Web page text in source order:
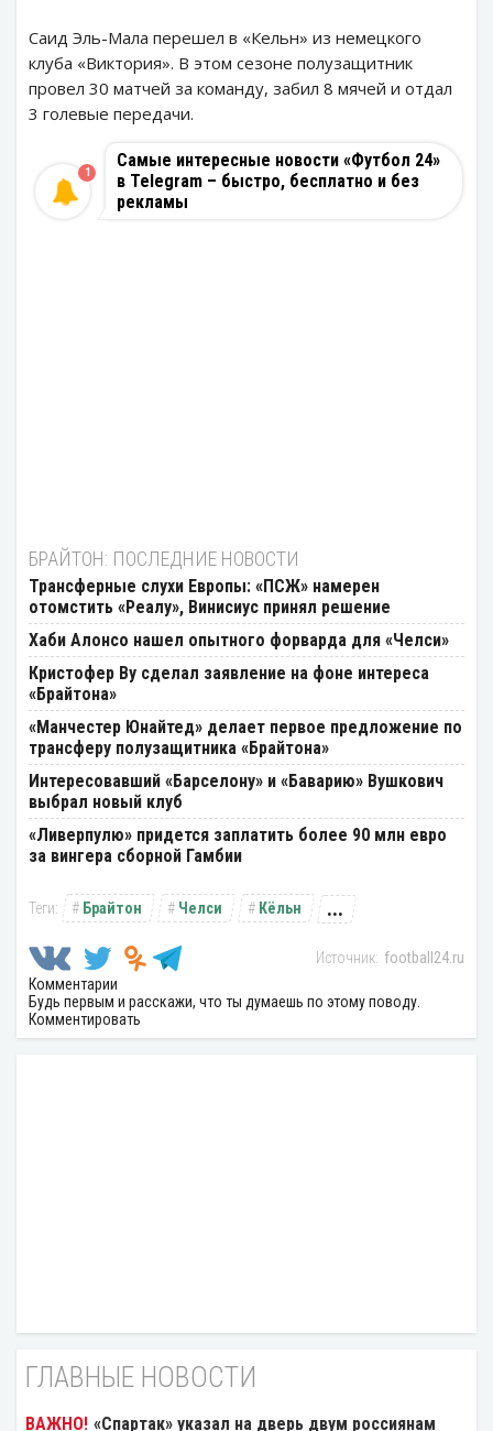
Саид Эль-Мала перешел в «Кельн» из немецкого
клуба «Виктория». В этом сезоне полузащитник
провел 30 матчей за команду, забил 8 мячей и отдал
3 голевые передачи.
Самые интересные новости «Футбол 24»
в Telegram – быстро, бесплатно и без
рекламы
1
БРАЙТОН: ПОСЛЕДНИЕ НОВОСТИ
Трансферные слухи Европы: «ПСЖ» намерен
отомстить «Реалу», Винисиус принял решение
Хаби Алонсо нашел опытного форварда для «Челси»
Кристофер Ву сделал заявление на фоне интереса
«Брайтона»
«Манчестер Юнайтед» делает первое предложение по
трансферу полузащитника «Брайтона»
Интересовавший «Барселону» и «Баварию» Вушкович
выбрал новый клуб
«Ливерпулю» придется заплатить более 90 млн евро
за вингера сборной Гамбии
Брайтон Челси Кёльн ...
football24.ru
Комментарии
Будь первым и расскажи, что ты думаешь по этому поводу.
Комментировать
ГЛАВНЫЕ НОВОСТИ
«Спартак» указал на дверь двум россиянам